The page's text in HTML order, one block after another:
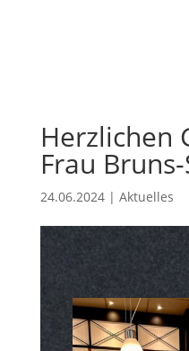
Herzlichen
Frau
24.06.2024| Aktuelles